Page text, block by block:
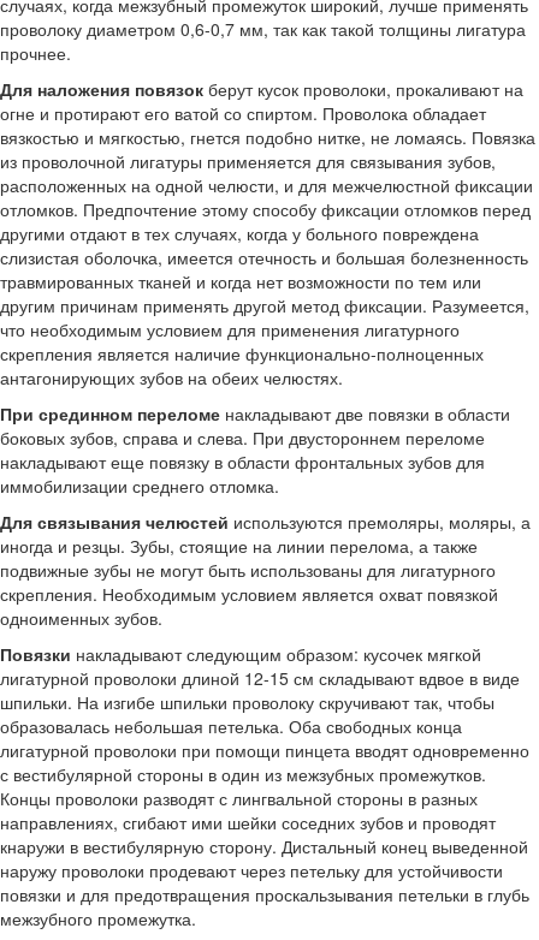
проволоку диаметром 0,6-0,7 мм, так как такой толщины лигатура
прочнее.
Для наложения повязок берут кусок проволоки, прокаливают на
огне и протирают его ватой со спиртом. Проволока обладает
вязкостью и мягкостью, гнется подобно нитке, не ломаясь. Повязка
из проволочной лигатуры применяется для связывания зубов,
расположенных на одной челюсти, и для межчелюстной фиксации
отломков. Предпочтение этому способу фиксации отломков перед
другими отдают в тех случаях, когда у больного повреждена
слизистая оболочка, имеется отечность и большая болезненность
травмированных тканей и когда нет возможности по тем или
другим причинам применять другой метод фиксации. Разумеется,
что необходимым условием для применения лигатурного
скрепления является наличие функционально-полноценных
антагонирующих зубов на обеих челюстях.
При срединном переломе накладывают две повязки в области
боковых зубов, справа и слева. При двустороннем переломе
накладывают еще повязку в области фронтальных зубов для
иммобилизации среднего отломка.
Для связывания челюстей используются премоляры, моляры, а
иногда и резцы. Зубы, стоящие на линии перелома, а также
подвижные зубы не могут быть использованы для лигатурного
скрепления. Необходимым условием является охват повязкой
одноименных зубов.
Повязки накладывают следующим образом: кусочек мягкой
лигатурной проволоки длиной 12-15 см складывают вдвое в виде
шпильки. На изгибе шпильки проволоку скручивают так, чтобы
образовалась небольшая петелька. Оба свободных конца
лигатурной проволоки при помощи пинцета вводят одновременно
с вестибулярной стороны в один из межзубных промежутков.
Концы проволоки разводят с лингвальной стороны в разных
направлениях, сгибают ими шейки соседних зубов и проводят
кнаружи в вестибулярную сторону. Дистальный конец выведенной
наружу проволоки продевают через петельку для устойчивости
повязки и для предотвращения проскальзывания петельки в глубь
межзубного промежутка.